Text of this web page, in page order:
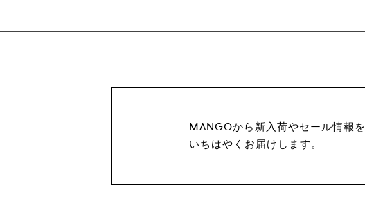
MANGOから新入荷やセール情報を
いちはやくお届けします。